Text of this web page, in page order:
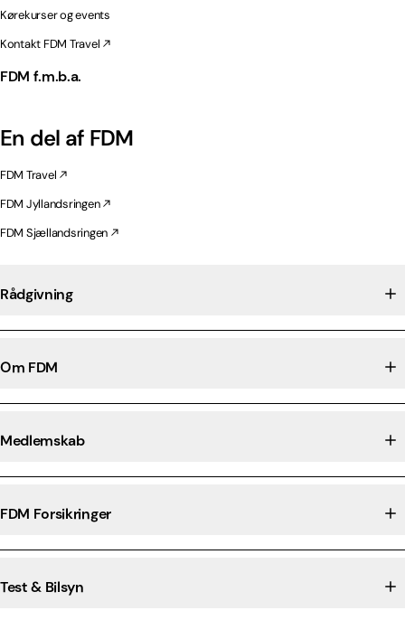
Kørekurser og events
Kontakt FDM Travel
FDM f.m.b.a.
En del af FDM
FDM Travel
FDM Jyllandsringen
FDM Sjællandsringen
Rådgivning
Om FDM
Medlemskab
FDM Forsikringer
Test & Bilsyn